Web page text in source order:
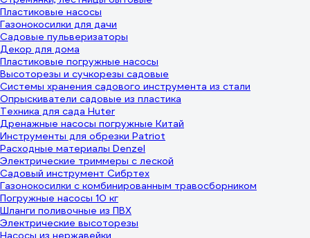
Пластиковые насосы
Газонокосилки для дачи
Садовые пульверизаторы
Декор для дома
Пластиковые погружные насосы
Высоторезы и сучкорезы садовые
Системы хранения садового инструмента из стали
Опрыскиватели садовые из пластика
Техника для сада Huter
Дренажные насосы погружные Китай
Инструменты для обрезки Patriot
Расходные материалы Denzel
Электрические триммеры с леской
Садовый инструмент Сибртех
Газонокосилки с комбинированным травосборником
Погружные насосы 10 кг
Шланги поливочные из ПВХ
Электрические высоторезы
Насосы из нержавейки